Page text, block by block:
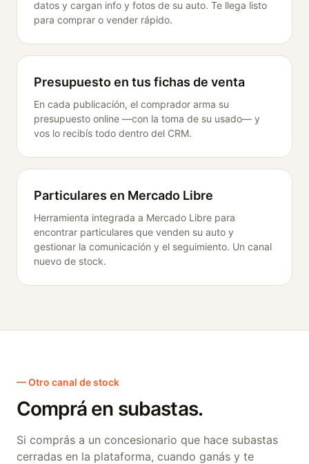
datos y cargan info y fotos de su auto. Te llega listo
para comprar o vender rápido.
Presupuesto en tus fichas de venta
En cada publicación, el comprador arma su
presupuesto online —con la toma de su usado— y
vos lo recibís todo dentro del CRM.
Particulares en Mercado Libre
Herramienta integrada a Mercado Libre para
encontrar particulares que venden su auto y
gestionar la comunicación y el seguimiento. Un canal
nuevo de stock.
— Otro canal de stock
Comprá en subastas.
Si comprás a un concesionario que hace subastas
cerradas en la plataforma, cuando ganás y te